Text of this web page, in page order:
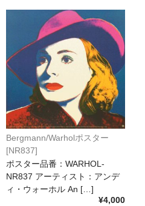
Bergmann/Warholポスター
[NR837]
ポスター品番：WARHOL-
NR837 アーティスト：アンデ
ィ・ウォーホル An […]
¥4,000